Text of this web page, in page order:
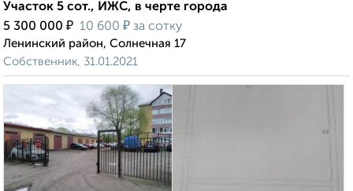
Участок 5 сот., ИЖС, в черте города
5 300 000 ₽ 10 600 ₽ за сотку
Ленинский район, Солнечная 17
Собственник, 31.01.2021